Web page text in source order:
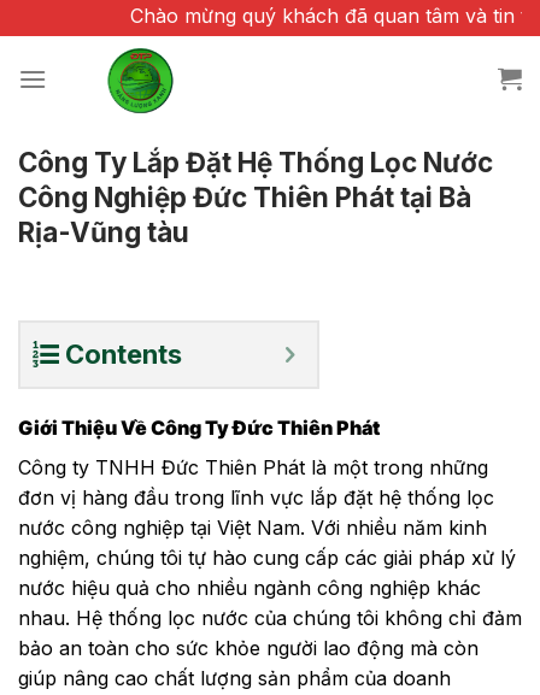
đến
nội
Chào mừng quý khách đã quan tâm và tin tưởng
Công Ty Lắp Đặt Hệ Thống Lọc Nước
Công Nghiệp Đức Thiên Phát tại Bà
Rịa-Vũng tàu
Contents
Giới Thiệu Về Công Ty Đức Thiên Phát
Công ty TNHH Đức Thiên Phát là một trong những
đơn vị hàng đầu trong lĩnh vực lắp đặt hệ thống lọc
nước công nghiệp tại Việt Nam. Với nhiều năm kinh
nghiệm, chúng tôi tự hào cung cấp các giải pháp xử lý
nước hiệu quả cho nhiều ngành công nghiệp khác
nhau. Hệ thống lọc nước của chúng tôi không chỉ đảm
bảo an toàn cho sức khỏe người lao động mà còn
giúp nâng cao chất lượng sản phẩm của doanh